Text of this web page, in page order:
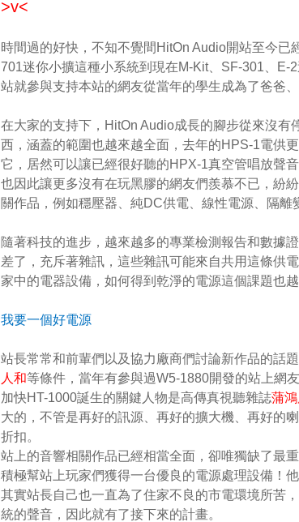
>v<
時間過的好快，不知不覺間HitOn Audio開站至今
701迷你小擴這種小系統到現在M-Kit、SF-301、E-
站就參與支持本站的網友從當年的學生成為了爸爸
在大家的支持下，HitOn Audio成長的腳步從來沒
西，涵蓋的範圍也越來越全面，去年的HPS-1電供
它，居然可以讓已經很好聽的HPX-1真空管唱放聲
也因此讓更多沒有在玩黑膠的網友們羨慕不已，紛
關作品，例如穩壓器、純DC供電、線性電源、隔離
隨著科技的進步，越來越多的專業檢測報告和數據
差了，充斥著雜訊，這些雜訊可能來自共用這條供
家中的電器設備，如何得到乾淨的電源這個課題也
我要一個好電源
站長常常和前輩們以及協力廠商們討論新作品的話
人和等條件，當年有參與過W5-1880開發的站上網
加快HT-1000誕生的關鍵人物是高傳真視聽雜誌蒲
大的，不管是再好的訊源、再好的擴大機、再好的
折扣。
站上的音響相關作品已經相當全面，卻唯獨缺了最
積極幫站上玩家們獲得一台優良的電源處理設備！
其實站長自己也一直為了住家不良的市電環境所苦
統的聲音，因此就有了接下來的計畫。